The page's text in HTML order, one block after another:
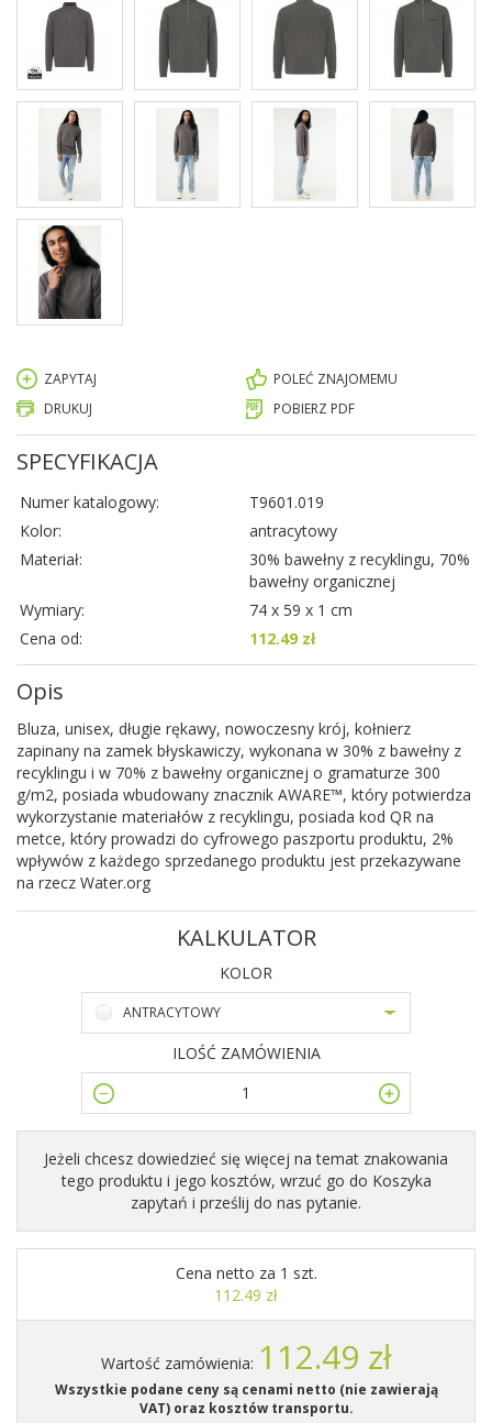
ZAPYTAJ
POLEĆ ZNAJOMEMU
DRUKUJ
POBIERZ PDF
SPECYFIKACJA
Numer katalogowy:
T9601.019
Kolor:
antracytowy
Materiał:
30% bawełny z recyklingu, 70%
bawełny organicznej
Wymiary:
74 x 59 x 1 cm
Cena od:
112.49 zł
Opis
Bluza, unisex, długie rękawy, nowoczesny krój, kołnierz
zapinany na zamek błyskawiczy, wykonana w 30% z bawełny z
recyklingu i w 70% z bawełny organicznej o gramaturze 300
g/m2, posiada wbudowany znacznik AWARE™, który potwierdza
wykorzystanie materiałów z recyklingu, posiada kod QR na
metce, który prowadzi do cyfrowego paszportu produktu, 2%
wpływów z każdego sprzedanego produktu jest przekazywane
na rzecz Water.org
KALKULATOR
KOLOR
ANTRACYTOWY
ILOŚĆ ZAMÓWIENIA
Jeżeli chcesz dowiedzieć się więcej na temat znakowania
tego produktu i jego kosztów, wrzuć go do Koszyka
zapytań i prześlij do nas pytanie.
Cena netto za 1 szt.
112.49 zł
Wartość zamówienia: 112.49 zł
Wszystkie podane ceny są cenami netto (nie zawierają
VAT) oraz kosztów transportu.